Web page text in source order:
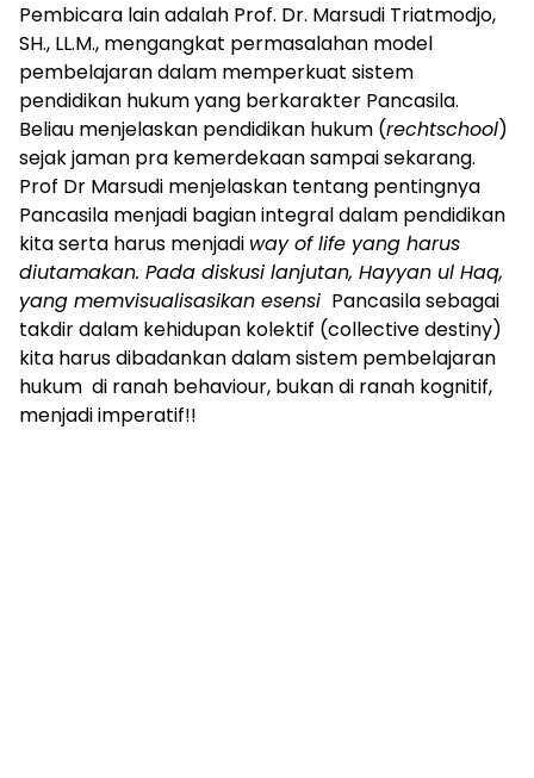
Pembicara lain adalah Prof. Dr. Marsudi Triatmodjo,
SH., LL.M., mengangkat permasalahan model
pembelajaran dalam memperkuat sistem
pendidikan hukum yang berkarakter Pancasila.
Beliau menjelaskan pendidikan hukum (rechtschool)
sejak jaman pra kemerdekaan sampai sekarang.
Prof Dr Marsudi menjelaskan tentang pentingnya
Pancasila menjadi bagian integral dalam pendidikan
kita serta harus menjadi way of life yang harus
diutamakan. Pada diskusi lanjutan, Hayyan ul Haq,
yang memvisualisasikan esensi Pancasila sebagai
takdir dalam kehidupan kolektif (collective destiny)
kita harus dibadankan dalam sistem pembelajaran
hukum di ranah behaviour, bukan di ranah kognitif,
menjadi imperatif!!